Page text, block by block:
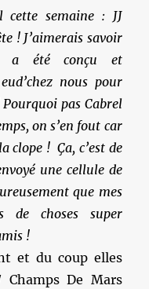
cette semaine : JJ
! J’aimerais savoir
a été conçu et
nous pour
pas Cabrel
on s’en fout car
clope ! Ça, c’est de
une cellule de
que mes
de choses super
!
et du coup elles
Champs De Mars